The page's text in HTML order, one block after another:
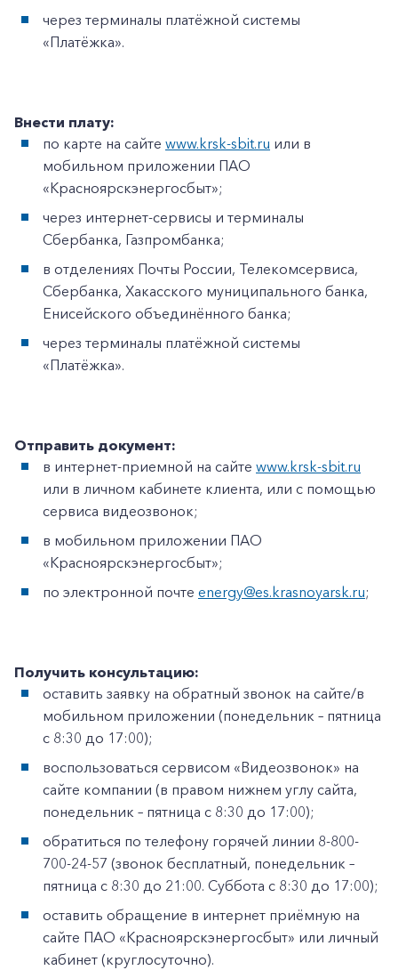
через терминалы платёжной системы
«Платёжка».
Внести плату:
по карте на сайте www.krsk-sbit.ru или в
мобильном приложении ПАО
«Красноярскэнергосбыт»;
через интернет-сервисы и терминалы
Сбербанка, Газпромбанка;
в отделениях Почты России, Телекомсервиса,
Сбербанка, Хакасского муниципального банка,
Енисейского объединённого банка;
через терминалы платёжной системы
«Платёжка».
Отправить документ:
в интернет-приемной на сайте www.krsk-sbit.ru
или в личном кабинете клиента, или с помощью
сервиса видеозвонок;
в мобильном приложении ПАО
«Красноярскэнергосбыт»;
по электронной почте energy@es.krasnoyarsk.ru;
Получить консультацию:
оставить заявку на обратный звонок на сайте/в
мобильном приложении (понедельник – пятница
с 8:30 до 17:00);
воспользоваться сервисом «Видеозвонок» на
сайте компании (в правом нижнем углу сайта,
понедельник – пятница с 8:30 до 17:00);
обратиться по телефону горячей линии 8-800-
700-24-57 (звонок бесплатный, понедельник –
пятница с 8:30 до 21:00. Суббота с 8:30 до 17:00);
оставить обращение в интернет приёмную на
сайте ПАО «Красноярскэнергосбыт» или личный
кабинет (круглосуточно).